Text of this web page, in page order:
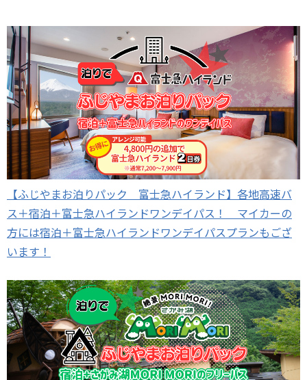
【ふじやまお泊りパック 富士急ハイランド】各地高速バ
ス＋宿泊＋富士急ハイランドワンデイパス！ マイカーの
方には宿泊＋富士急ハイランドワンデイパスプランもござ
います！